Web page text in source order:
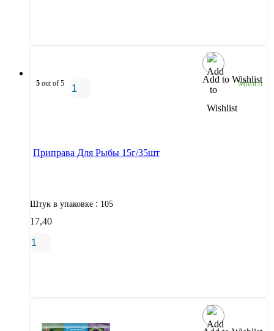
Add to Wishlist
5 out of 5 Много
Приправа Для Рыбы 15г/35шт
Штук в упаковке : 105
17,40